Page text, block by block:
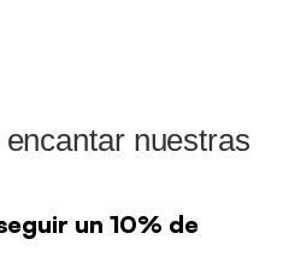
nuestras
un 10% de